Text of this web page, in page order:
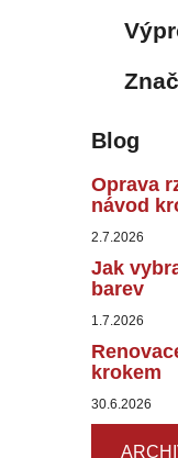
Blog
Oprava
návod
2.7.2026
Jak
barev
1.7.2026
krokem
30.6.2026